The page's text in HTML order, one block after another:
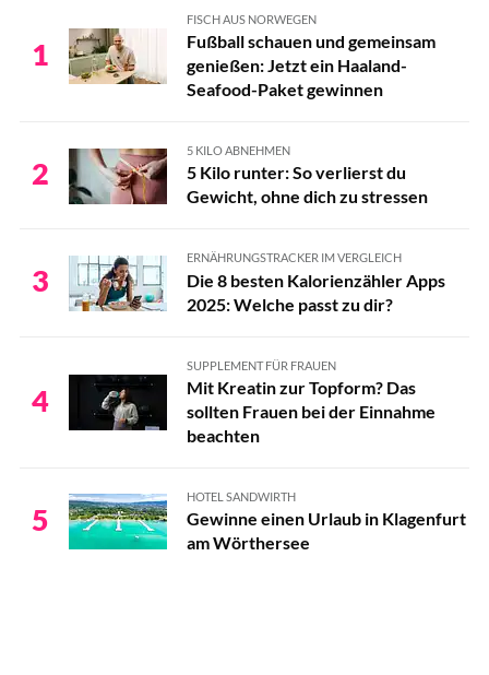
1
FISCH AUS NORWEGEN
Fußball schauen und gemeinsam
genießen: Jetzt ein Haaland-
Seafood-Paket gewinnen
2
5 KILO ABNEHMEN
5 Kilo runter: So verlierst du
Gewicht, ohne dich zu stressen
3
ERNÄHRUNGSTRACKER IM VERGLEICH
Die 8 besten Kalorienzähler Apps
2025: Welche passt zu dir?
4
SUPPLEMENT FÜR FRAUEN
Mit Kreatin zur Topform? Das
sollten Frauen bei der Einnahme
beachten
5
HOTEL SANDWIRTH
Gewinne einen Urlaub in Klagenfurt
am Wörthersee